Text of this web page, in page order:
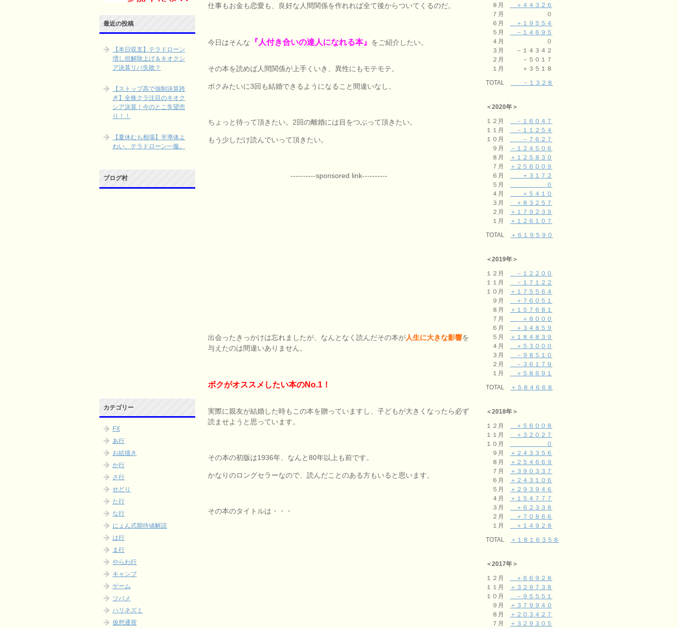
仕事もお金も恋愛も、良好な人間関係を作れれば全て後からついてくるのだ。
今日はそんな 『人付き合いの達人になれる本』 をご紹介したい。
その本を読めば人間関係が上手くいき、異性にもモテモテ。
ボクみたいに3回も結婚できるようになること間違いなし。
ちょっと待って頂きたい。2回の離婚には目をつぶって頂きたい。
もう少しだけ読んでいって頂きたい。
----------sponsored link----------
出会ったきっかけは忘れましたが、なんとなく読んだその本が人生に大きな影響を
与えたのは間違いありません。
ボクがオススメしたい本のNo.1！
実際に親友が結婚した時もこの本を贈っていますし、子どもが大きくなったら必ず
読ませようと思っています。
その本の初版は1936年、なんと80年以上も前です。
かなりのロングセラーなので、読んだことのある方もいると思います。
その本のタイトルは・・・
最近の投稿
【本日収支】テラドローン
増し担解除上げ＆キオクシ
ア決算リバ失敗？
【ストップ高で強制決算跨
ぎ】全株クラ注目のキオク
シア決算！今のとこ失望売
り！！
【夏休むも相場】半導体よ
わい、テラドローン一服。
ブログ村
カテゴリー
FX
あ行
お絵描き
か行
さ行
せどり
た行
な行
にょん式期待値解説
は行
ま行
やらわ行
キャンプ
ゲーム
ツバメ
ハリネズミ
仮想通貨
８月
＋４４３２６
７月 ０
６月
＋１９５５４
５月
－１４６９５
４月 ０
３月 －１４３４２
２月 －５０１７
１月 ＋３５１８
TOTAL
－１３２８
＜2020年＞
１２月
－１６０４７
１１月
－１１２５４
１０月
－７６２７
９月
－１２４５０６
８月
＋１２５８３０
７月
＋２５６００９
６月
＋３１７２
５月
０
４月
＋５４１０
３月
＋８３２５７
２月
＋１７９２３９
１月
＋１２６１０７
TOTAL
＋６１９５９０
＜2019年＞
１２月
－１２２００
１１月
－１７１２２
１０月
＋１７５５６４
９月
＋７６０５１
８月
＋１５７６８１
７月
＋８０００
６月
＋３４８５９
５月
＋１８４８３９
４月
＋５３０００
３月
－９８５１０
２月
－３６１７９
１月
＋５８６９１
TOTAL
＋５８４６６８
＜2018年＞
１２月
＋５６００８
１１月
＋３２０２７
１０月
０
９月
＋２４３３５６
８月
＋２５４６６９
７月
＋３９０３３７
６月
＋２４３１０６
５月
＋２９３９４６
４月
＋１５４７７７
３月
＋６２３３８
２月
＋７０８６６
１月
＋１４９２８
TOTAL
＋１８１６３５８
＜2017年＞
１２月
＋６６９２８
１１月
＋３２９７３８
１０月
－９５５５１
９月
＋３７９９４０
８月
＋２０３４２７
７月
＋３２９３０５